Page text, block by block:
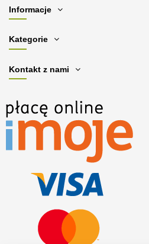
Informacje
Kategorie
Kontakt z nami